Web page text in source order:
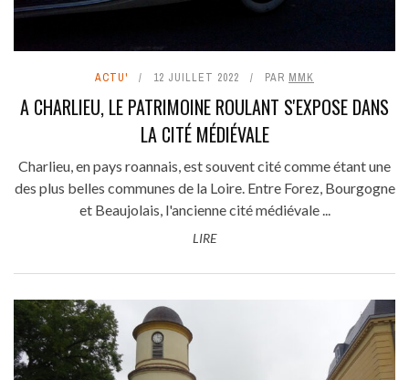
ACTU' 12 JUILLET 2022 PAR MMK
A CHARLIEU, LE PATRIMOINE ROULANT S'EXPOSE DANS
LA CITÉ MÉDIÉVALE
Charlieu, en pays roannais, est souvent cité comme étant une
des plus belles communes de la Loire. Entre Forez, Bourgogne
et Beaujolais, l'ancienne cité médiévale ...
LIRE